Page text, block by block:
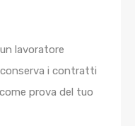
lavoratore
i contratti
prova del tuo